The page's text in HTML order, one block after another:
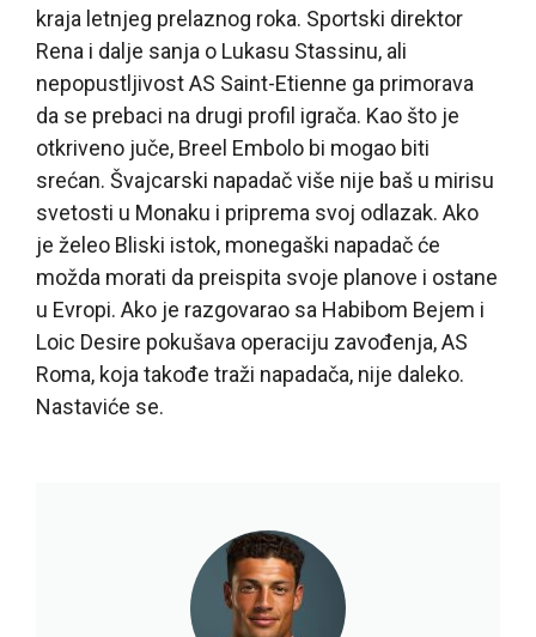
kraja letnjeg prelaznog roka. Sportski direktor
Rena i dalje sanja o Lukasu Stassinu, ali
nepopustljivost AS Saint-Etienne ga primorava
da se prebaci na drugi profil igrača. Kao što je
otkriveno juče, Breel Embolo bi mogao biti
srećan. Švajcarski napadač više nije baš u mirisu
svetosti u Monaku i priprema svoj odlazak. Ako
je želeo Bliski istok, monegaški napadač će
možda morati da preispita svoje planove i ostane
u Evropi. Ako je razgovarao sa Habibom Bejem i
Loic Desire pokušava operaciju zavođenja, AS
Roma, koja takođe traži napadača, nije daleko.
Nastaviće se.